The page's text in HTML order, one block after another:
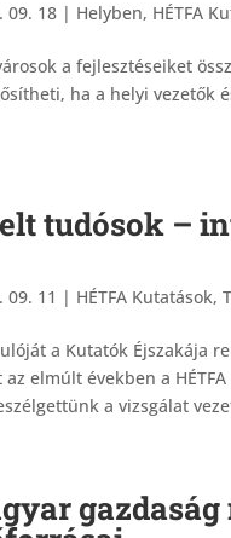
09. 18 | Helyben, HÉTFA
a fejlesztéseiket
ha a helyi vezetők
tudósok –
09. 11 | HÉTFA Kutatások,
a Kutatók Éjszakája
elmúlt években a
a vizsgálat
gazdaság